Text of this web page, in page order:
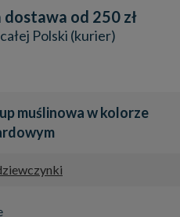
od 250 zł
Polski (kurier)
muślinowa w kolorze